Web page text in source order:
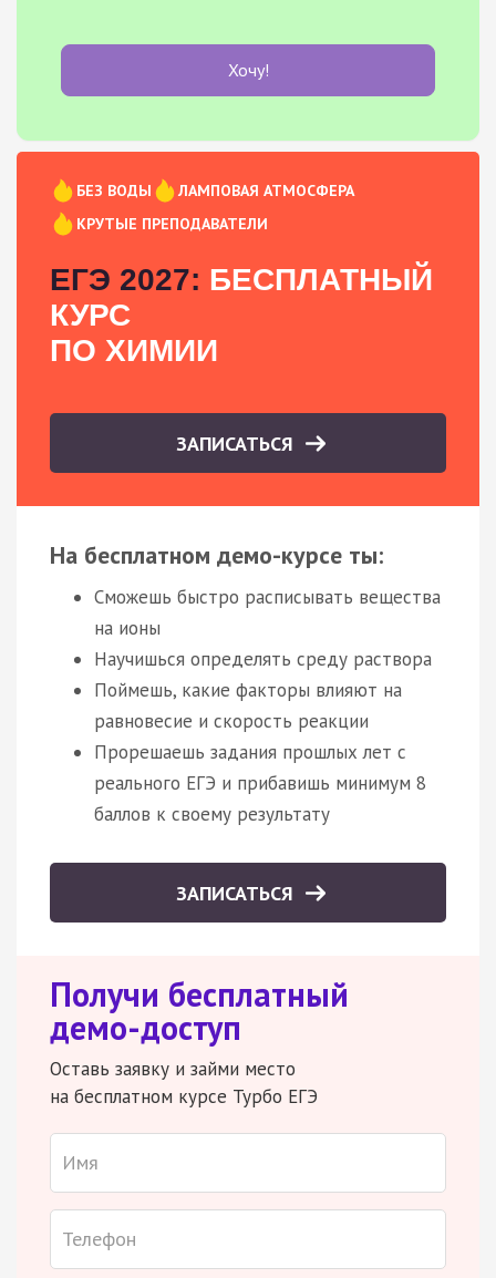
Хочу!
БЕЗ ВОДЫ
ЛАМПОВАЯ АТМОСФЕРА
КРУТЫЕ ПРЕПОДАВАТЕЛИ
ЕГЭ 2027: БЕСПЛАТНЫЙ
КУРС
ПО ХИМИИ
ЗАПИСАТЬСЯ
На бесплатном демо-курсе ты:
Сможешь быстро расписывать вещества
на ионы
Научишься определять среду раствора
Поймешь, какие факторы влияют на
равновесие и скорость реакции
Прорешаешь задания прошлых лет с
реального ЕГЭ и прибавишь минимум 8
баллов к своему результату
ЗАПИСАТЬСЯ
Получи бесплатный
демо-доступ
Оставь заявку и займи место
на бесплатном курсе Турбо ЕГЭ